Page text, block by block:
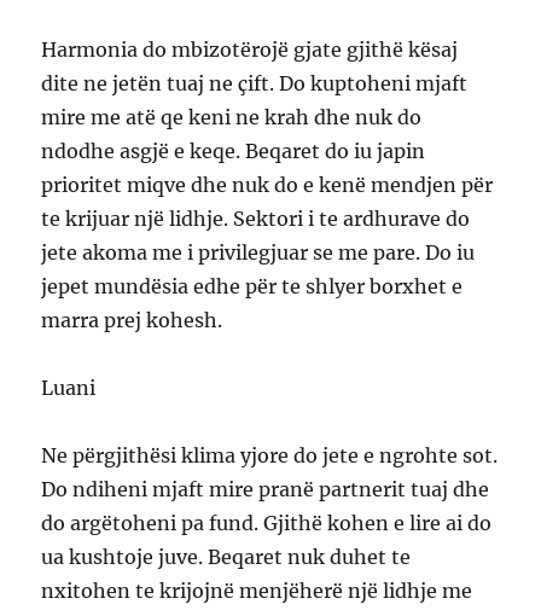
Harmonia do mbizotërojë gjate gjithë kësaj
dite ne jetën tuaj ne çift. Do kuptoheni mjaft
mire me atë qe keni ne krah dhe nuk do
ndodhe asgjë e keqe. Beqaret do iu japin
prioritet miqve dhe nuk do e kenë mendjen për
te krijuar një lidhje. Sektori i te ardhurave do
jete akoma me i privilegjuar se me pare. Do iu
jepet mundësia edhe për te shlyer borxhet e
marra prej kohesh.
Luani
Ne përgjithësi klima yjore do jete e ngrohte sot.
Do ndiheni mjaft mire pranë partnerit tuaj dhe
do argëtoheni pa fund. Gjithë kohen e lire ai do
ua kushtoje juve. Beqaret nuk duhet te
nxitohen te krijojnë menjëherë një lidhje me